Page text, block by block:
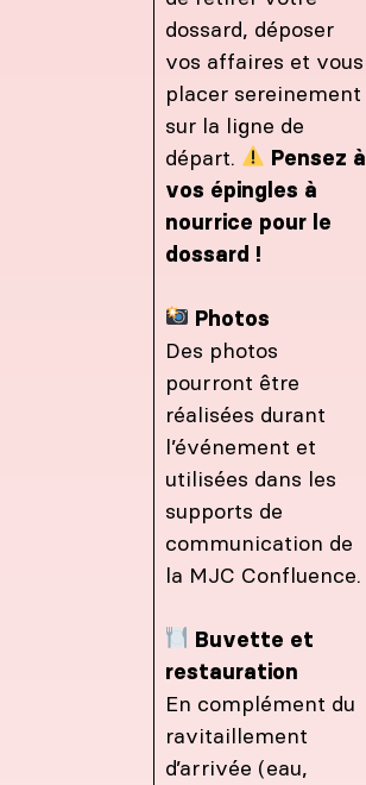
dossard, déposer
vos affaires et vous
placer sereinement
sur la ligne de
départ.
Pensez à
vos épingles à
nourrice pour le
dossard !
Photos
Des photos
pourront être
réalisées durant
l’événement et
utilisées dans les
supports de
communication de
la MJC Confluence.
Buvette et
restauration
En complément du
ravitaillement
d’arrivée (eau,